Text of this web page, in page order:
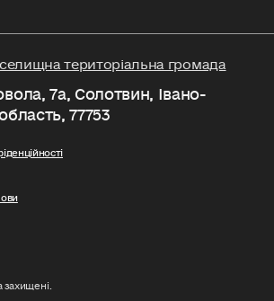
територіальна громада
7a, Солотвин, Івано-
77753